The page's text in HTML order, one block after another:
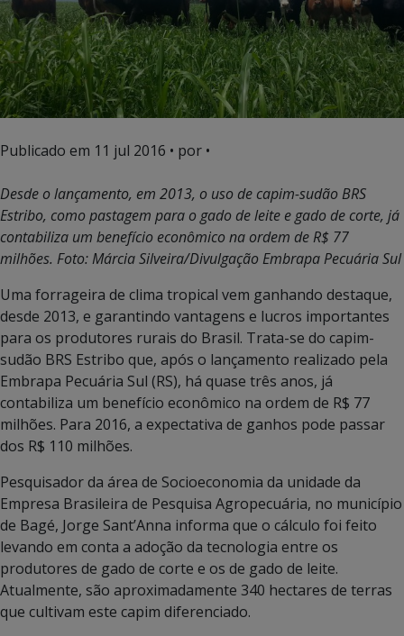
Publicado em 11 jul 2016 • por •
Desde o lançamento, em 2013, o uso de capim-sudão BRS
Estribo, como pastagem para o gado de leite e gado de corte, já
contabiliza um benefício econômico na ordem de R$ 77
milhões. Foto: Márcia Silveira/Divulgação Embrapa Pecuária Sul
Uma forrageira de clima tropical vem ganhando destaque,
desde 2013, e garantindo vantagens e lucros importantes
para os produtores rurais do Brasil. Trata-se do capim-
sudão BRS Estribo que, após o lançamento realizado pela
Embrapa Pecuária Sul (RS), há quase três anos, já
contabiliza um benefício econômico na ordem de R$ 77
milhões. Para 2016, a expectativa de ganhos pode passar
dos R$ 110 milhões.
Pesquisador da área de Socioeconomia da unidade da
Empresa Brasileira de Pesquisa Agropecuária, no município
de Bagé, Jorge Sant’Anna informa que o cálculo foi feito
levando em conta a adoção da tecnologia entre os
produtores de gado de corte e os de gado de leite.
Atualmente, são aproximadamente 340 hectares de terras
que cultivam este capim diferenciado.